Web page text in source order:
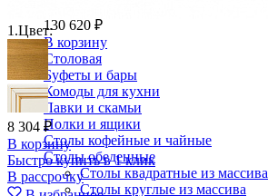
130 620 ₽
В корзину
Столовая
Буфеты и бары
Комоды для кухни
Лавки и скамьи
Полки и ящики
Столы кофейные и чайные
Столы обеденные
Столы квадратные из массива
Столы круглые из массива
1.Цвет:
8 304 ₽
В корзину
Быстро купить в 1 клик
В рассрочку